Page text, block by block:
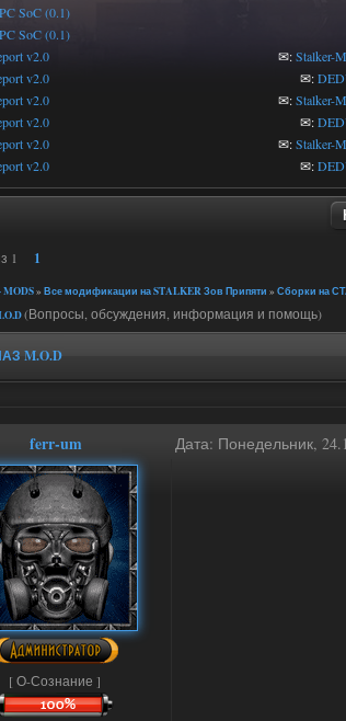
SoC (0.1)
SoC (0.1)
v2.0 ✉:Stalker-
v2.0 ✉:
v2.0 ✉:Stalker-
v2.0 ✉:
v2.0 ✉:Stalker-
v2.0 ✉:
1 1
» Все модификации на STALKER Зов Припяти » Сборки на
(Вопросы, обсуждения, информация и помощь)
M.O.D
ferr-um Дата: Понедельник,
[ О-Сознание ]